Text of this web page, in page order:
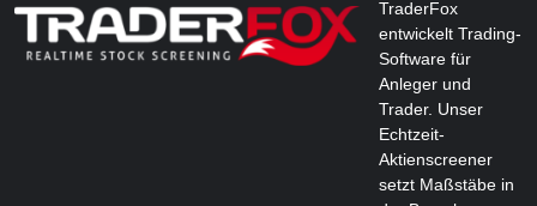
TraderFox
entwickelt Trading-
Software für
Anleger und
Trader. Unser
Echtzeit-
Aktienscreener
setzt Maßstäbe in